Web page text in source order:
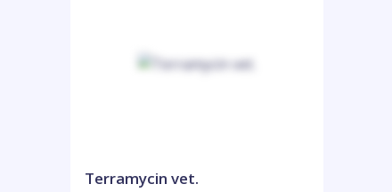
Terramycin vet.